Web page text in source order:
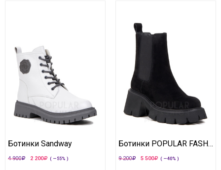
Ботинки Sandway
4 900 2 200 ( —55% )
Ботинки POPULAR FASHION
9 200 5 500 ( —40% )